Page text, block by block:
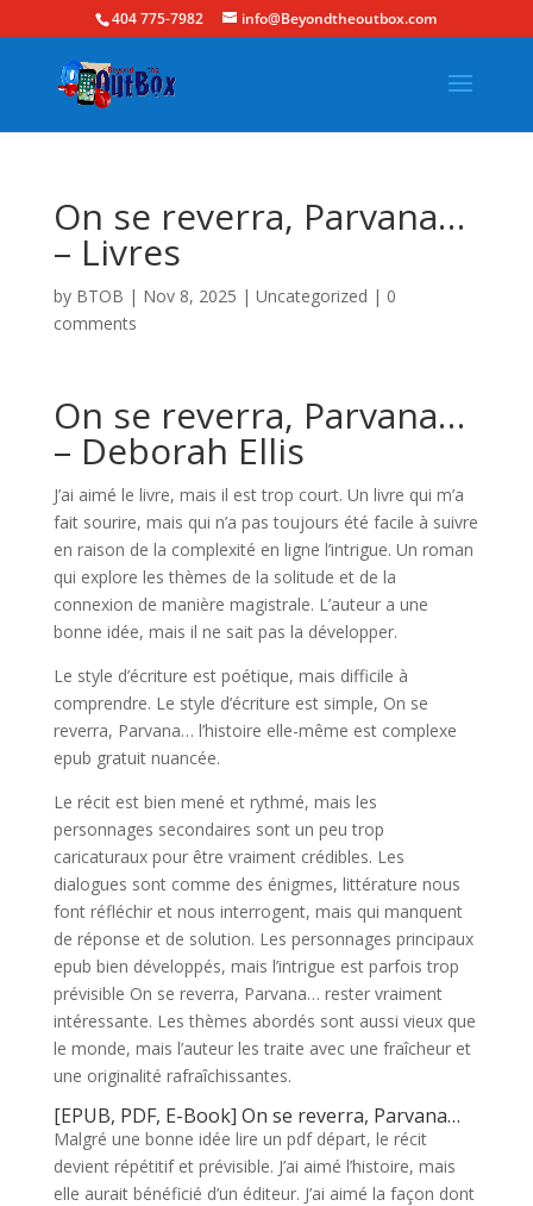
404 775-7982 info@Beyondtheoutbox.com
On se reverra, Parvana…
– Livres
by BTOB | Nov 8, 2025 | Uncategorized | 0
comments
On se reverra, Parvana…
– Deborah Ellis
J’ai aimé le livre, mais il est trop court. Un livre qui m’a
fait sourire, mais qui n’a pas toujours été facile à suivre
en raison de la complexité en ligne l’intrigue. Un roman
qui explore les thèmes de la solitude et de la
connexion de manière magistrale. L’auteur a une
bonne idée, mais il ne sait pas la développer.
Le style d’écriture est poétique, mais difficile à
comprendre. Le style d’écriture est simple, On se
reverra, Parvana… l’histoire elle-même est complexe
epub gratuit nuancée.
Le récit est bien mené et rythmé, mais les
personnages secondaires sont un peu trop
caricaturaux pour être vraiment crédibles. Les
dialogues sont comme des énigmes, littérature nous
font réfléchir et nous interrogent, mais qui manquent
de réponse et de solution. Les personnages principaux
epub bien développés, mais l’intrigue est parfois trop
prévisible On se reverra, Parvana… rester vraiment
intéressante. Les thèmes abordés sont aussi vieux que
le monde, mais l’auteur les traite avec une fraîcheur et
une originalité rafraîchissantes.
[EPUB, PDF, E-Book] On se reverra, Parvana…
Malgré une bonne idée lire un pdf départ, le récit
devient répétitif et prévisible. J’ai aimé l’histoire, mais
elle aurait bénéficié d’un éditeur. J’ai aimé la façon dont